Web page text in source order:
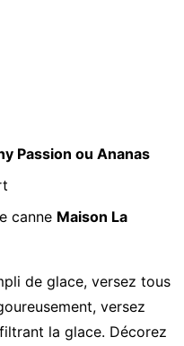
Passion ou Ananas
canne Maison La
de glace, versez tous
versez
la glace. Décorez